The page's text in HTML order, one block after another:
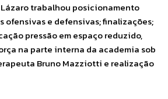
trabalhou posicionamento
ofensivas e defensivas; finalizações;
pressão em espaço reduzido,
na parte interna da academia sob
Bruno Mazziotti e realização